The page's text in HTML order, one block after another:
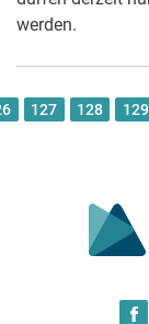
werden.
127 128 129